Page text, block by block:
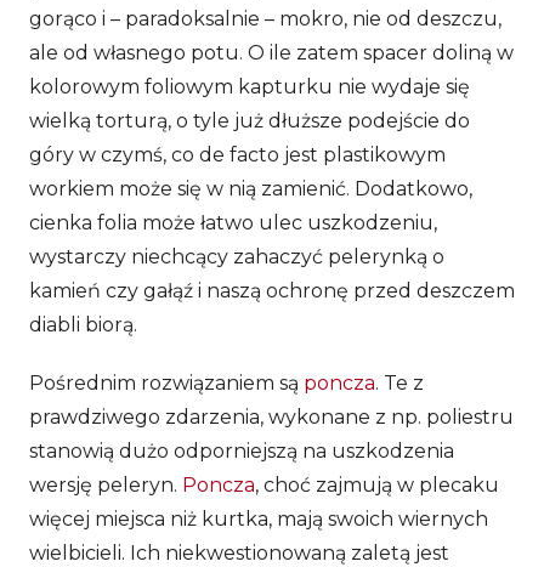
gorąco i – paradoksalnie – mokro, nie od deszczu,
ale od własnego potu. O ile zatem spacer doliną w
kolorowym foliowym kapturku nie wydaje się
wielką torturą, o tyle już dłuższe podejście do
góry w czymś, co de facto jest plastikowym
workiem może się w nią zamienić. Dodatkowo,
cienka folia może łatwo ulec uszkodzeniu,
wystarczy niechcący zahaczyć pelerynką o
kamień czy gałąź i naszą ochronę przed deszczem
diabli biorą.
Pośrednim rozwiązaniem są poncza. Te z
prawdziwego zdarzenia, wykonane z np. poliestru
stanowią dużo odporniejszą na uszkodzenia
wersję peleryn. Poncza, choć zajmują w plecaku
więcej miejsca niż kurtka, mają swoich wiernych
wielbicieli. Ich niekwestionowaną zaletą jest